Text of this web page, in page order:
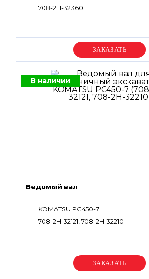
708-2H-32360
Уточняйте цену
В наличии
Ведомый вал
KOMATSU PC450-7
708-2H-32121, 708-2H-32210
Уточняйте цену